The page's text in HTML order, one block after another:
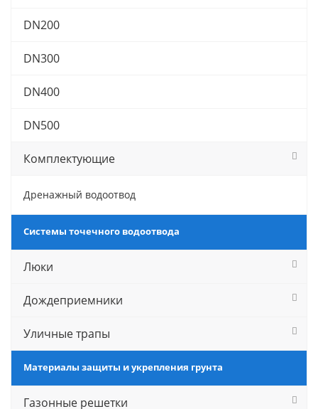
DN200
DN300
DN400
DN500
Комплектующие
Дренажный водоотвод
Системы точечного водоотвода
Люки
Дождеприемники
Уличные трапы
Материалы защиты и укрепления грунта
Газонные решетки